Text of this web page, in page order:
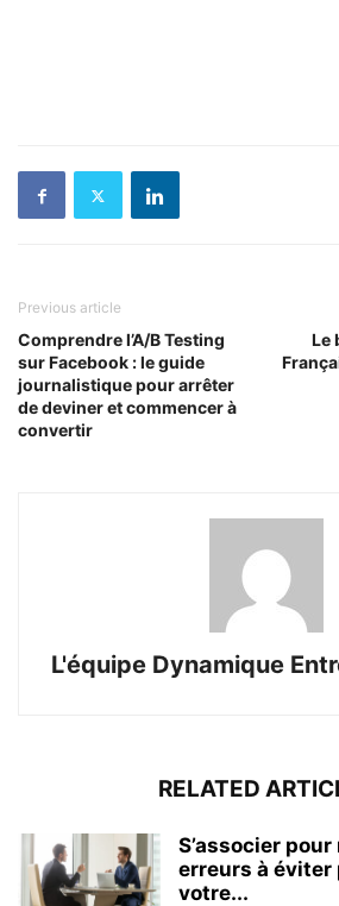
Previous article
Comprendre l’A/B Testing
sur Facebook : le guide
journalistique pour arrêter
de deviner et commencer à
convertir
Le
L'équipe Dynamique
RELATED
S’associer
erreurs à éviter
votre...